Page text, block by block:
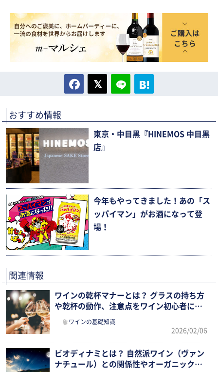
おすすめ情報
東京・中目黒『HINEMOS 中目黒
店』
今年もやってきました！あの「ス
ッパイマン」がお酒になって登
場！
関連情報
ワインの乾杯マナーとは？ グラスの持ち方
や乾杯の動作、注意点をワイン初心者にも
わかりやすく紹介
ワインの基礎知識
2026/02/06
ビオディナミとは？ 自然派ワイン（ヴァン
ナチュール）との関係性やオーガニックと